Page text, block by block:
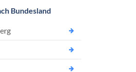
Bundesland